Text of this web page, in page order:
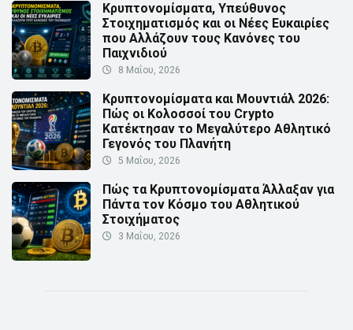
Κρυπτονομίσματα, Υπεύθυνος
Στοιχηματισμός και οι Νέες Ευκαιρίες
που Αλλάζουν τους Κανόνες του
Παιχνιδιού
8 Μαΐου, 2026
Κρυπτονομίσματα και Μουντιάλ 2026:
Πώς οι Κολοσσοί του Crypto
Κατέκτησαν το Μεγαλύτερο Αθλητικό
Γεγονός του Πλανήτη
5 Μαΐου, 2026
Πώς τα Κρυπτονομίσματα Άλλαξαν για
Πάντα τον Κόσμο του Αθλητικού
Στοιχήματος
3 Μαΐου, 2026